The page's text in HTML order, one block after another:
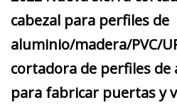
cabezal para perfiles de
aluminio/madera/PVC/
cortadora de perfiles
para fabricar puertas y